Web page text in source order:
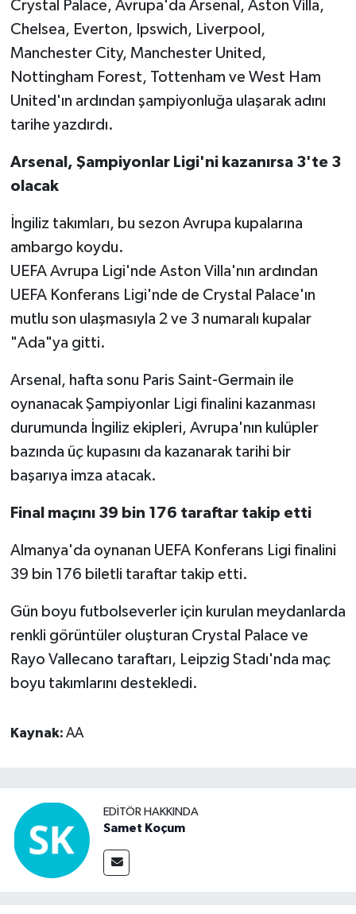
Crystal Palace, Avrupa'da Arsenal, Aston Villa,
Chelsea, Everton, Ipswich, Liverpool,
Manchester City, Manchester United,
Nottingham Forest, Tottenham ve West Ham
United'ın ardından şampiyonluğa ulaşarak adını
tarihe yazdırdı.
Arsenal, Şampiyonlar Ligi'ni kazanırsa 3'te 3
olacak
İngiliz takımları, bu sezon Avrupa kupalarına
ambargo koydu.
UEFA Avrupa Ligi'nde Aston Villa'nın ardından
UEFA Konferans Ligi'nde de Crystal Palace'ın
mutlu son ulaşmasıyla 2 ve 3 numaralı kupalar
"Ada"ya gitti.
Arsenal, hafta sonu Paris Saint-Germain ile
oynanacak Şampiyonlar Ligi finalini kazanması
durumunda İngiliz ekipleri, Avrupa'nın kulüpler
bazında üç kupasını da kazanarak tarihi bir
başarıya imza atacak.
Final maçını 39 bin 176 taraftar takip etti
Almanya'da oynanan UEFA Konferans Ligi finalini
39 bin 176 biletli taraftar takip etti.
Gün boyu futbolseverler için kurulan meydanlarda
renkli görüntüler oluşturan Crystal Palace ve
Rayo Vallecano taraftarı, Leipzig Stadı'nda maç
boyu takımlarını destekledi.
Kaynak: AA
EDITÖR HAKKINDA
Samet Koçum